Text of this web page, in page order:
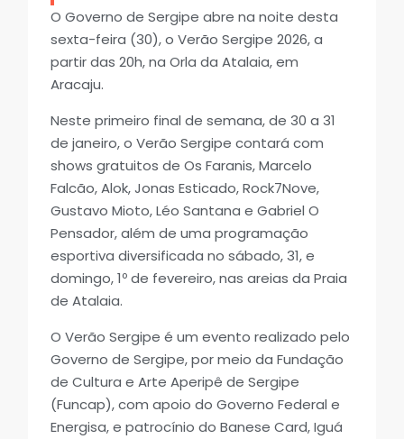
O Governo de Sergipe abre na noite desta
sexta-feira (30), o Verão Sergipe 2026, a
partir das 20h, na Orla da Atalaia, em
Aracaju.
Neste primeiro final de semana, de 30 a 31
de janeiro, o Verão Sergipe contará com
shows gratuitos de Os Faranis, Marcelo
Falcão, Alok, Jonas Esticado, Rock7Nove,
Gustavo Mioto, Léo Santana e Gabriel O
Pensador, além de uma programação
esportiva diversificada no sábado, 31, e
domingo, 1º de fevereiro, nas areias da Praia
de Atalaia.
O Verão Sergipe é um evento realizado pelo
Governo de Sergipe, por meio da Fundação
de Cultura e Arte Aperipê de Sergipe
(Funcap), com apoio do Governo Federal e
Energisa, e patrocínio do Banese Card, Iguá